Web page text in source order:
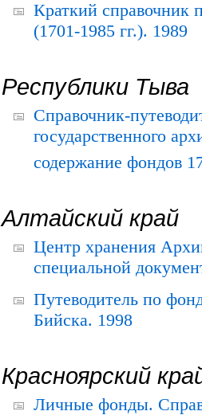
Краткий
(1701-1985 гг.). 1989
Республики Тыва
Справочник-
государственного
содержание фондов
Алтайский край
Центр хранения
специальной
Путеводитель по
Бийска. 1998
Красноярский
Личные фонды.